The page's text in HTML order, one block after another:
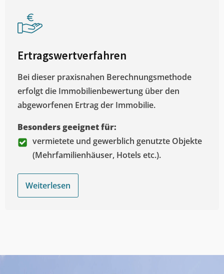
Ertragswertverfahren
Bei dieser praxisnahen Berechnungsmethode
erfolgt die Immobilienbewertung über den
abgeworfenen Ertrag der Immobilie.
Besonders geeignet für:
vermietete und gewerblich genutzte Objekte
(Mehrfamilienhäuser, Hotels etc.).
Weiterlesen